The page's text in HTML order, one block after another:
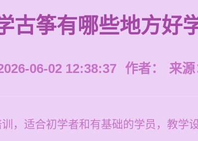
古筝有哪些地方好
06-02 12:38:37 作者： 来源
，适合初学者和有基础的学员，教学